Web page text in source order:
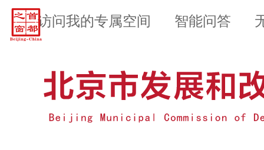
访问我的专属空间 智能问答